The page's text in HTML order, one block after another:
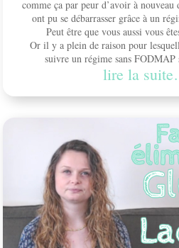
comme ça par peur d’avoir à nouveau
ont pu se débarrasser grâce à un
Peut être que vous aussi vous
Or il y a plein de raison pour
suivre un régime sans
lire la